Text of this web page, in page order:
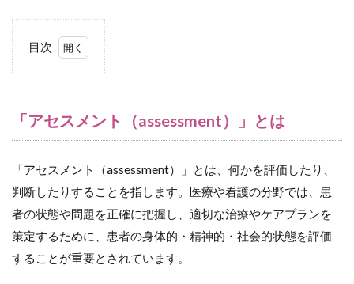
目次
「アセスメン
とは
1.1
患者の
状態の
1.2
（２）
問題の
「アセスメント（assessment）」とは
「アセスメント（assessment）」とは、何かを評価したり、
判断したりすることを指します。医療や看護の分野では、患
者の状態や問題を正確に把握し、適切な治療やケアプランを
策定するために、患者の身体的・精神的・社会的状態を評価
することが重要とされています。